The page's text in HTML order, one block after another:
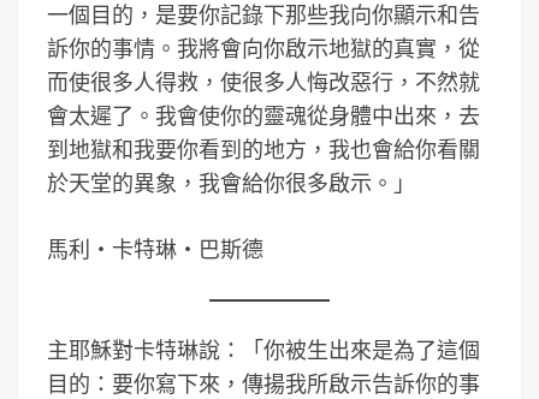
一個目的，是要你記錄下那些我向你顯示和告
訴你的事情。我將會向你啟示地獄的真實，從
而使很多人得救，使很多人悔改惡行，不然就
會太遲了。我會使你的靈魂從身體中出來，去
到地獄和我要你看到的地方，我也會給你看關
於天堂的異象，我會給你很多啟示。」
馬利‧卡特琳‧巴斯德
主耶穌對卡特琳說：「你被生出來是為了這個
目的：要你寫下來，傳揚我所啟示告訴你的事